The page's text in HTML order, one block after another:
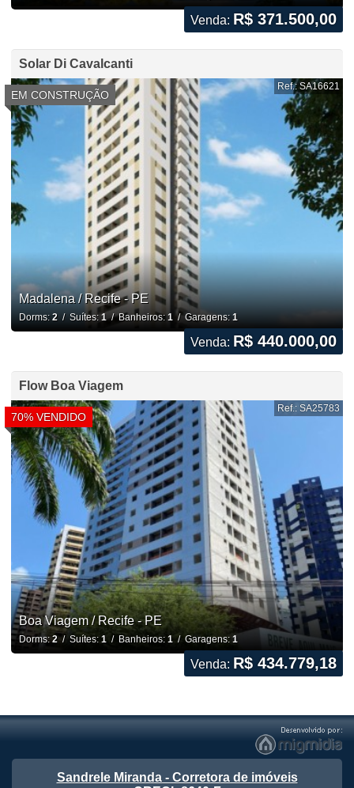
Venda: R$ 371.500,00
Solar Di Cavalcanti
EM CONSTRUÇÃO
Ref.: SA16621
Madalena / Recife - PE
Dorms: 2/ Suítes: 1/ Banheiros:1/ Garagens: 1
Venda: R$ 440.000,00
Flow Boa Viagem
70% VENDIDO
Ref.: SA25783
Boa Viagem / Recife - PE
Dorms:2/ Suítes: 1 / Banheiros: 1/ Garagens: 1
Venda: R$ 434.779,18
Sandrele Miranda - Corretora de imóveis